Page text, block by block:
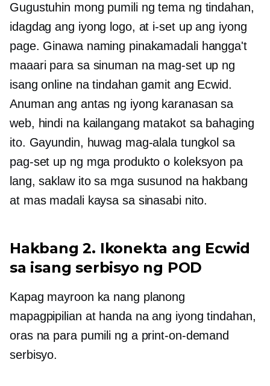
Gugustuhin mong pumili ng tema ng tindahan,
idagdag ang iyong logo, at i-set up ang iyong
page. Ginawa naming pinakamadali hangga't
maaari para sa sinuman na mag-set up ng
isang online na tindahan gamit ang Ecwid.
Anuman ang antas ng iyong karanasan sa
web, hindi na kailangang matakot sa bahaging
ito. Gayundin, huwag mag-alala tungkol sa
pag-set up ng mga produkto o koleksyon pa
lang, saklaw ito sa mga susunod na hakbang
at mas madali kaysa sa sinasabi nito.
Hakbang 2. Ikonekta ang Ecwid
sa isang serbisyo ng POD
Kapag mayroon ka nang planong
mapagpipilian at handa na ang iyong tindahan,
oras na para pumili ng a print-on-demand
serbisyo.